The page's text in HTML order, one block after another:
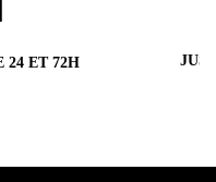
24 ET 72H